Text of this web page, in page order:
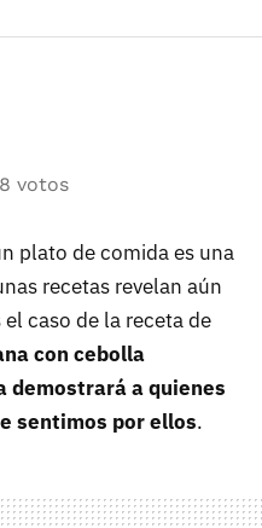
votos
plato de comida es una
recetas revelan aún
caso de la receta de
con cebolla
demostrará a quienes
sentimos por ellos.